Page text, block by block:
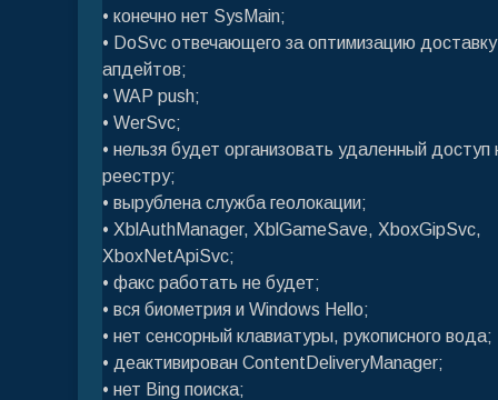
• конечно нет SysMain;
• DoSvc отвечающего за оптимизацию доставку
апдейтов;
• WAP push;
• WerSvc;
• нельзя будет организовать удаленный доступ
реестру;
• вырублена служба геолокации;
• XblAuthManager, XblGameSave, XboxGipSvc,
XboxNetApiSvc;
• факс работать не будет;
• вся биометрия и Windows Hello;
• нет сенсорный клавиатуры, рукописного вода;
• деактивирован ContentDeliveryManager;
• нет Bing поиска;